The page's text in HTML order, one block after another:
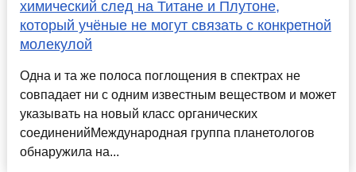
химический след на Титане и Плутоне,
который учёные не могут связать с конкретной
молекулой
Одна и та же полоса поглощения в спектрах не
совпадает ни с одним известным веществом и может
указывать на новый класс органических
соединенийМеждународная группа планетологов
обнаружила на...